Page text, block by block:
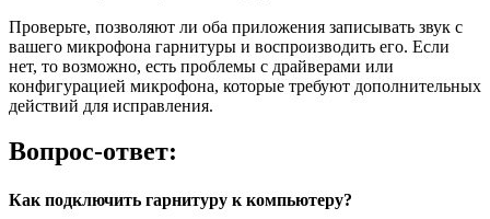
Проверьте, позволяют ли оба приложения записывать звук с
вашего микрофона гарнитуры и воспроизводить его. Если
нет, то возможно, есть проблемы с драйверами или
конфигурацией микрофона, которые требуют дополнительных
действий для исправления.
Вопрос-ответ:
Как подключить гарнитуру к компьютеру?